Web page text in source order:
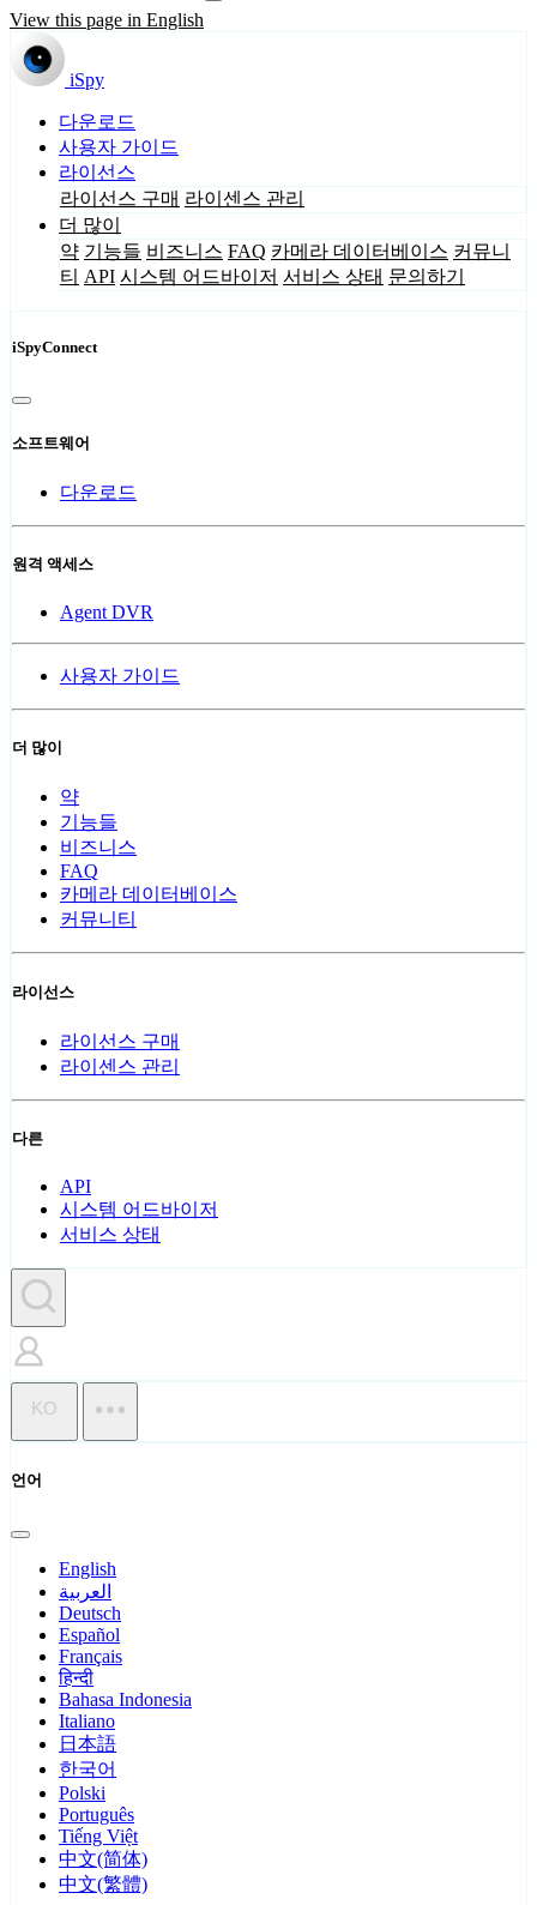
View this page in English
iSpy
다운로드
사용자 가이드
라이선스
라이선스 구매 라이센스 관리
더 많이
약 기능들 비즈니스 FAQ 카메라 데이터베이스 커뮤니
티 API 시스템 어드바이저 서비스 상태 문의하기
iSpyConnect
소프트웨어
다운로드
원격 액세스
Agent DVR
사용자 가이드
더 많이
약
기능들
비즈니스
FAQ
카메라 데이터베이스
커뮤니티
라이선스
라이선스 구매
라이센스 관리
다른
API
시스템 어드바이저
서비스 상태
KO
언어
English
العربية
Deutsch
Español
Français
हिन्दी
Bahasa Indonesia
Italiano
日本語
한국어
Polski
Português
Tiếng Việt
中文(简体)
中文(繁體)